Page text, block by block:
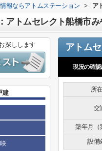
報ならアトムステーション > ア
アトムセレクト船橋市
現況の確認
所
交
築年月（
設備
探しします
建